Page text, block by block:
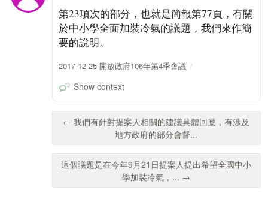
第23項次的部分，也就是簡報第77頁，有關
於中小學全面加裝冷氣的議題，我們來作簡
要的說明。
2017-12-25 開放政府106年第4季會議
Show context
← 我們有針對提案人相關的建議具體回應，有涉及
地方政府的部分會督...
這個議題是在今年9月21日提案人提出希望全國中小
學加裝冷氣，... →